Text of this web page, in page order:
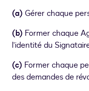
(a) Gérer chaque
(b) Former chaque
l’identité du
(c) Former chaque
des demandes de